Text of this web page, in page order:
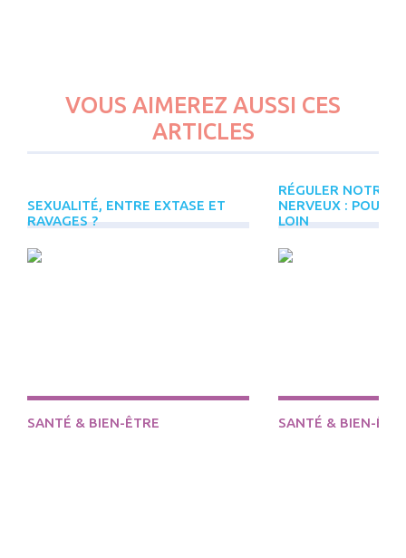
PLUS
D'ÉVÈNEMENTS
VOUS AIMEREZ AUSSI CES
ARTICLES
SEXUALITÉ, ENTRE EXTASE ET
RAVAGES ?
SANTÉ & BIEN-ÊTRE
RÉGULER NOTRE
NERVEUX : POUR
LOIN
SANTÉ & BIEN-